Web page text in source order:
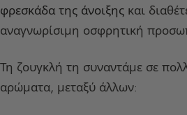
φρεσκάδα της άνοιξης και
αναγνωρίσιμη οσφρητική
Τη ζουγκλή τη συναντάμε σε
αρώματα, μεταξύ άλλων: